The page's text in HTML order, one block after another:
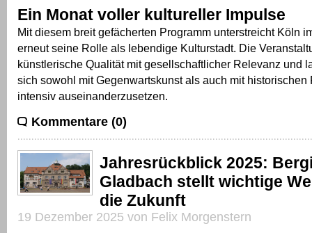
Ein Monat voller kultureller Impulse
Mit diesem breit gefächerten Programm unterstreicht Köln
erneut seine Rolle als lebendige Kulturstadt. Die
künstlerische Qualität mit gesellschaftlicher Relevanz und
sich sowohl mit Gegenwartskunst als auch mit historischen
intensiv auseinanderzusetzen.
Kommentare (0)
Jahresrückblick 2025:
Gladbach stellt wichtige
die Zukunft
19 Dezember 2025 von Felix Morgenstern